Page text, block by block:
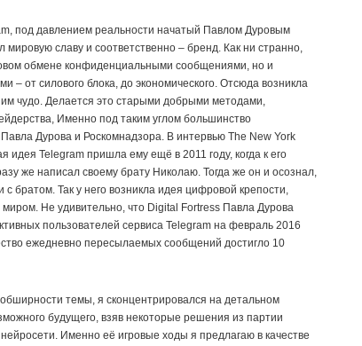
под давлением реальности начатый Павлом Дуровым
славу и соответственно – бренд. Как ни странно,
обмене конфиденциальными сообщениями, но и
– от силового блока, до экономического. Отсюда возникла
чудо. Делается это старыми добрыми методами,
Именно под таким углом большинство
Дурова и Роскомнадзора. В интервью The New York
идея Telegram пришла ему ещё в 2011 году, когда к его
же написал своему брату Николаю. Тогда же он и осознал,
с братом. Так у него возникла идея цифровой крепости,
Не удивительно, что Digital Fortress Павла Дурова
пользователей сервиса Telegram на февраль 2016
ежедневно пересылаемых сообщений достигло 10
темы, я сконцентрировался на детальном
будущего, взяв некоторые решения из партии
Именно её игровые ходы я предлагаю в качестве